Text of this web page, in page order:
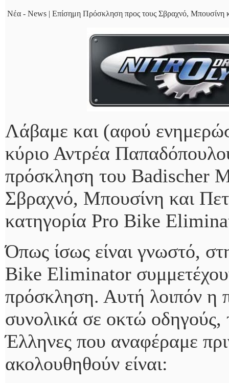
Νέα - News | Επίσημη Πρόσκληση προς τους Σβραχνό, Μπουσίνη
Λάβαμε και (αφού
κύριο Αντρέα
πρόσκληση του Badischer
Σβραχνό, Μπουσίνη και
κατηγορία Pro Bike
Όπως ίσως είναι γνωστό,
Bike Eliminator
πρόσκληση. Αυτή λοιπόν η
συνολικά σε οκτώ οδηγούς,
Έλληνες που αναφέραμε
ακολουθηθούν είναι: